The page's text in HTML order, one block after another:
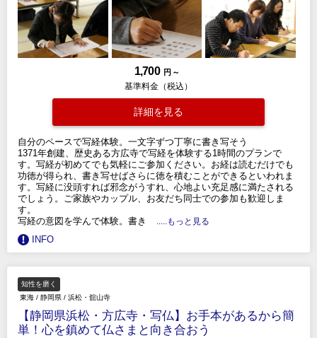
1,700 円 ～
基準料金（税込）
詳細を見る
自分のペースで写経体験。一文字ずつ丁寧に書き写そう
1371年創建、歴史ある方広寺で写経を体験する1時間のプランで
す。写経が初めてでも気軽にご参加ください。お経は読むだけでも
功徳が得られ、書き写せばさらに徳を積むことができるといわれま
す。写経に没頭すれば邪念がうすれ、心地よい充足感に満たされる
でしょう。ご家族やカップル、お友だち同士での参加も歓迎しま
す。
写経の意図を学んで体験。書き
.....もっと見る
INFO
知性を磨く
東海 / 静岡県 / 浜松・舘山寺
【静岡県浜松・方広寺・写仏】お手本があるから簡
単！心を鎮めて仏さまと向き合おう